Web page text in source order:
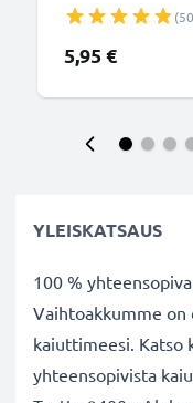
5,95 €
YLEISKATSAUS
100 %
Vaihtoakkumme
kaiuttimeesi. Katso
yhteensopivista